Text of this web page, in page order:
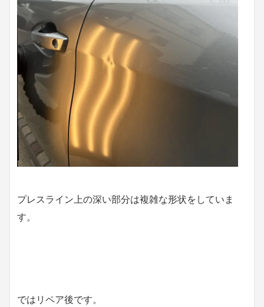
プレスライン上の深い部分は複雑な形状をしていま
す。
ではリペア後です。